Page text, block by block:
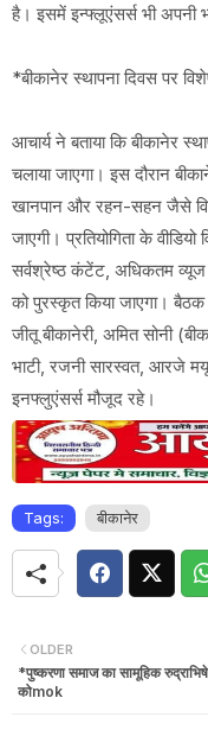
है। इसमें इन्फ्लूएंसर्स भी अपनी
*बीकानेर स्थापना दिवस पर
आचार्य ने बताया कि बीकानेर
चलाया जाएगा। इस दौरान
खानपान और रहन-सहन जैसे
जाएगी। प्रतियोगिता के
सर्वश्रेष्ठ कंटेंट, अधिकतम
को पुरस्कृत किया जाएगा।
जीतू बीकानेरी, अमित सोनी
भाटी, रजनी सारस्वत, आरजे
इनफ्लुएंसर्स मौजूद रहे।
Tags: बीकानेर
OLDER
*पुष्करणा समाज का सामूहिक
कोmok